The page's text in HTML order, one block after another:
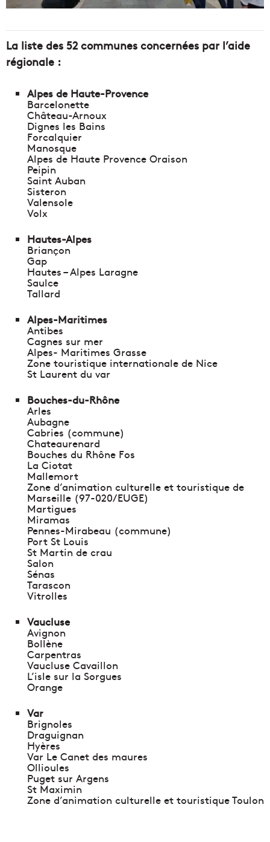
La liste des 52 communes concernées par l’aide
régionale :
Alpes de Haute-Provence
Barcelonette
Château-Arnoux
Dignes les Bains
Forcalquier
Manosque
Alpes de Haute Provence Oraison
Peipin
Saint Auban
Sisteron
Valensole
Volx
Hautes-Alpes
Briançon
Gap
Hautes – Alpes Laragne
Saulce
Tallard
Alpes-Maritimes
Antibes
Cagnes sur mer
Alpes- Maritimes Grasse
Zone touristique internationale de Nice
St Laurent du var
Bouches-du-Rhône
Arles
Aubagne
Cabries (commune)
Chateaurenard
Bouches du Rhône Fos
La Ciotat
Mallemort
Zone d’animation culturelle et touristique de
Marseille (97-020/EUGE)
Martigues
Miramas
Pennes-Mirabeau (commune)
Port St Louis
St Martin de crau
Salon
Sénas
Tarascon
Vitrolles
Vaucluse
Avignon
Bollène
Carpentras
Vaucluse Cavaillon
L’isle sur la Sorgues
Orange
Var
Brignoles
Draguignan
Hyères
Var Le Canet des maures
Ollioules
Puget sur Argens
St Maximin
Zone d’animation culturelle et touristique Toulon